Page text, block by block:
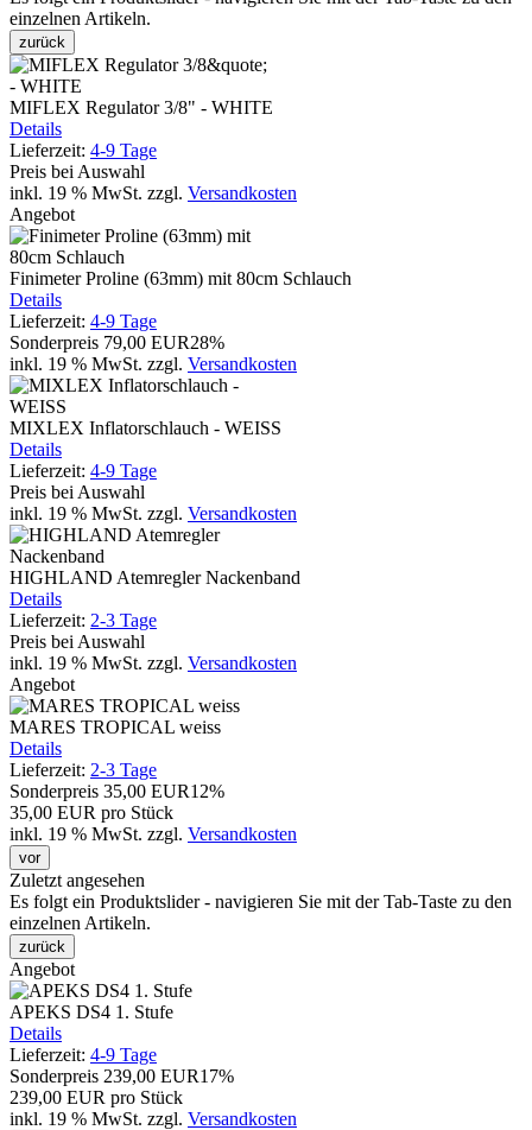
einzelnen Artikeln.
zurück
MIFLEX Regulator 3/8" - WHITE
Details
Lieferzeit: 4-9 Tage
Preis bei Auswahl
inkl. 19 % MwSt. zzgl. Versandkosten
Angebot
Finimeter Proline (63mm) mit 80cm Schlauch
Details
Lieferzeit: 4-9 Tage
Sonderpreis 79,00 EUR28%
inkl. 19 % MwSt. zzgl. Versandkosten
MIXLEX Inflatorschlauch - WEISS
Details
Lieferzeit: 4-9 Tage
Preis bei Auswahl
inkl. 19 % MwSt. zzgl. Versandkosten
HIGHLAND Atemregler Nackenband
Details
Lieferzeit: 2-3 Tage
Preis bei Auswahl
inkl. 19 % MwSt. zzgl. Versandkosten
Angebot
MARES TROPICAL weiss
Details
Lieferzeit: 2-3 Tage
Sonderpreis 35,00 EUR12%
35,00 EUR pro Stück
inkl. 19 % MwSt. zzgl. Versandkosten
vor
Zuletzt angesehen
Es folgt ein Produktslider - navigieren Sie mit der Tab-Taste zu den
einzelnen Artikeln.
zurück
Angebot
APEKS DS4 1. Stufe
Details
Lieferzeit: 4-9 Tage
Sonderpreis 239,00 EUR17%
239,00 EUR pro Stück
inkl. 19 % MwSt. zzgl. Versandkosten